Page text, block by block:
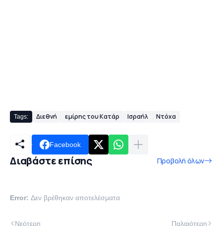
Tags: Διεθνή εμίρης του Κατάρ Ισραήλ Ντόχα
Facebook
Διαβάστε επίσης Προβολή όλων
Error: Δεν βρέθηκαν αποτελέσματα
Νεότερη Παλαιότερη